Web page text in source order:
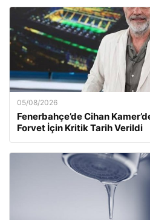
05/08/2026
Fenerbahçe’de Cihan
Forvet İçin Kritik Tarih Verildi